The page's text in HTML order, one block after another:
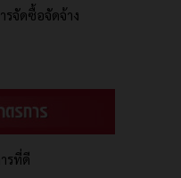
รจัดซื้อจัดจ้าง
รที่ดี